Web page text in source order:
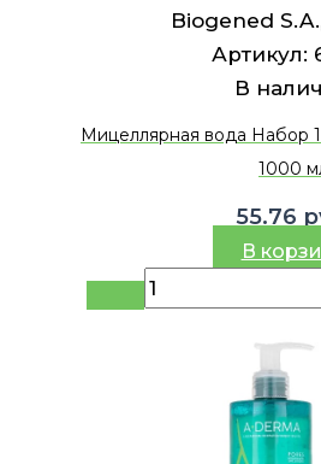
Biogened
Артикул:
В
Мицеллярная вода Набор
1000
55.76
В